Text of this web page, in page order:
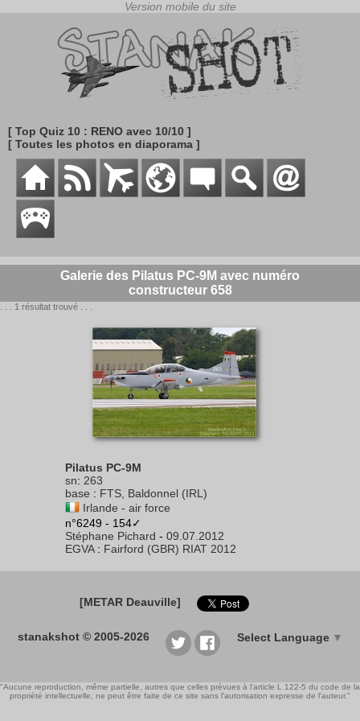
[ Top Quiz 10 : RENO avec 10/10 ]
[ Toutes les photos en diaporama ]
Galerie des Pilatus PC-9M avec numéro
constructeur 658
. . . 1 résultat trouvé . . .
Pilatus PC-9M
sn: 263
base : FTS, Baldonnel (IRL)
Irlande - air force
n°6249 - 154✓
Stéphane Pichard - 09.07.2012
EGVA: Fairford (GBR) RIAT 2012
[METAR Deauville]
stanakshot © 2005-2026 Select Language ▼
"Aucune reproduction, même partielle, autres que celles prévues à l'article L 122-5 du code de la
propriété intellectuelle, ne peut être faite de ce site sans l'autorisation expresse de l'auteur."